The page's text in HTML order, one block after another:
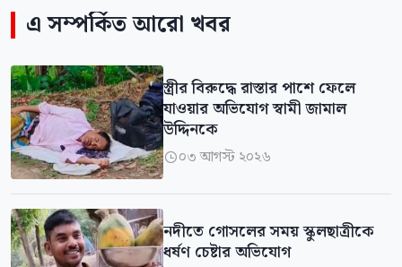
এ সম্পর্কিত আরো খবর
স্ত্রীর বিরুদ্ধে রাস্তার পাশে ফেলে
যাওয়ার অভিযোগ স্বামী জামাল
উদ্দিনকে
০৩ আগস্ট ২০২৬
নদীতে গোসলের সময় স্কুলছাত্রীকে
ধর্ষণ চেষ্টার অভিযোগ